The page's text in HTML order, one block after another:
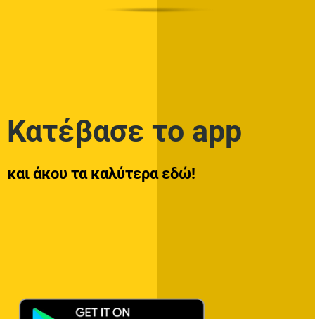
Κατέβασε το app
και άκου τα καλύτερα εδώ!